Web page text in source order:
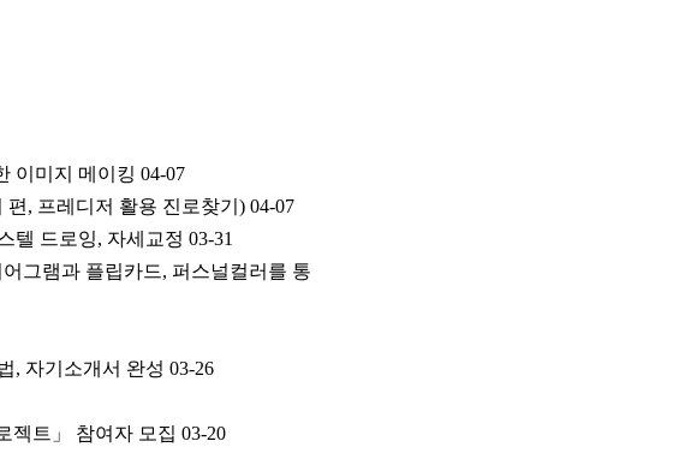
이미지 메이킹 04-07
, 프레디저 활용 진로찾기) 04-07
텔 드로잉, 자세교정 03-31
그램과 플립카드, 퍼스널컬러를 통
, 자기소개서 완성 03-26
젝트」 참여자 모집 03-20